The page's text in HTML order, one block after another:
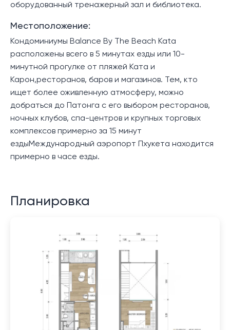
оборудованный тренажерный зал и библиотека.
Местоположение:
Кондоминиумы Balance By The Beach Kata
расположены всего в 5 минутах езды или 10-
минутной прогулке от пляжей Ката и
Карон,ресторанов, баров и магазинов. Тем, кто
ищет более оживленную атмосферу, можно
добраться до Патонга с его выбором ресторанов,
ночных клубов, спа-центров и крупных торговых
комплексов примерно за 15 минут
ездыМеждународный аэропорт Пхукета находится
примерно в часе езды.
Планировка